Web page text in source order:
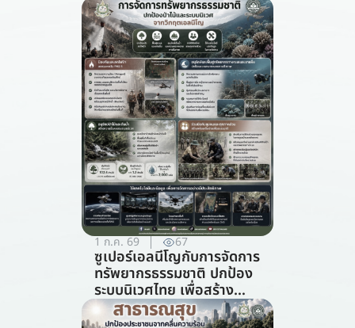
1 ก.ค. 69 67
ซูเปอร์เอลนีโญกับการจัดการ
ทรัพยากรธรรมชาติ ปกป้อง
ระบบนิเวศไทย เพื่อสร้าง
ภูมิคุ้มกันต่อวิกฤตภูมิอากาศ
(สาขาการจัดการ